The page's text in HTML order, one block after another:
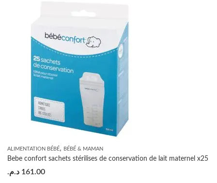
ALIMENTATION BÉBÉ, BÉBÉ & MAMAN
Bebe confort sachets stérilises de conservation de lait maternel x25
161.00 د.م.